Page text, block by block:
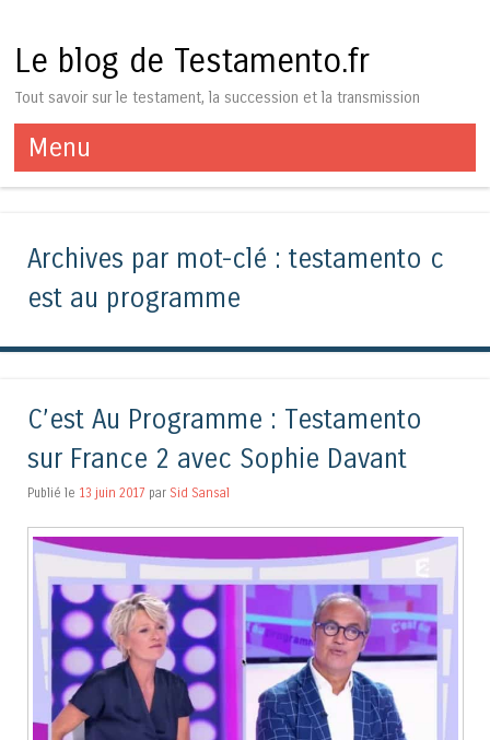
Le blog de Testamento.fr
Tout savoir sur le testament, la succession et la transmission
Menu
Aller au contenu
Archives par mot-clé : testamento c
est au programme
C’est Au Programme : Testamento
sur France 2 avec Sophie Davant
Publié le 13 juin 2017 par Sid Sansal